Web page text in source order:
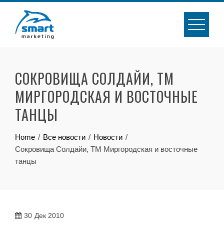
content
СОКРОВИЩА СОЛДАЙИ, ТМ
МИРГОРОДСКАЯ И ВОСТОЧНЫЕ
ТАНЦЫ
Home Все новости
Новости
Сокровища Солдайи, ТМ Миргородская и восточные
танцы
30 Дек 2010